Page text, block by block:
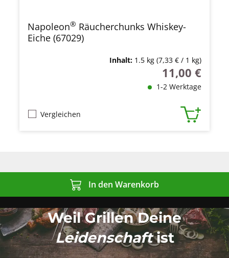
Napoleon® Räucherchunks Whiskey-
Eiche (67029)
Inhalt: 1.5 kg (7,33 € / 1 kg)
Regulärer Preis:
11,00 €
1-2 Werktage
Vergleichen
In den Warenkorb
Weil Grillen Deine
Leidenschaftist